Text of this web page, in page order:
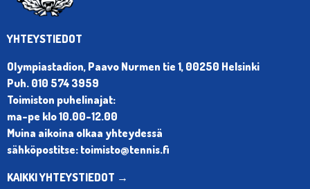
YHTEYSTIEDOT
Olympiastadion, Paavo Nurmen tie 1, 00250 Helsinki
Puh. 010 574 3959
Toimiston puhelinajat:
ma-pe klo 10.00-12.00
Muina aikoina olkaa yhteydessä
sähköpostitse: toimisto@tennis.fi
KAIKKI YHTEYSTIEDOT →